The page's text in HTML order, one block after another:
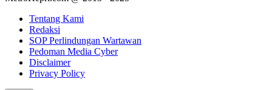
Tentang Kami
Redaksi
SOP Perlindungan Wartawan
Pedoman Media Cyber
Disclaimer
Privacy Policy